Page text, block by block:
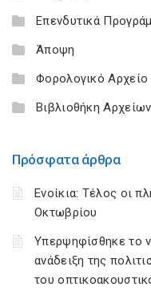
Επενδυτικά
Άποψη
Φορολογικό Αρχείο
Βιβλιοθήκη Αρχείων
Πρόσφατα άρθρα
Ενοίκια: Τέλος οι
Οκτωβρίου
Υπερψηφίσθηκε το
ανάδειξη της
του